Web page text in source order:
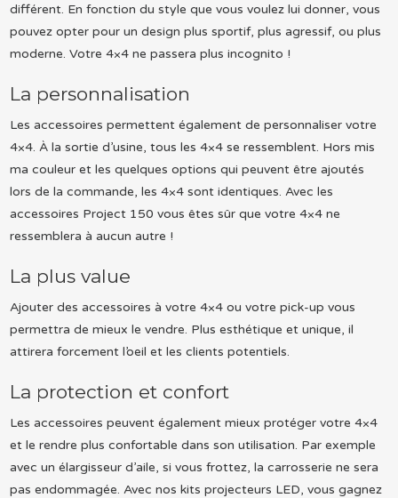
différent. En fonction du style que vous voulez lui donner, vous
pouvez opter pour un design plus sportif, plus agressif, ou plus
moderne. Votre 4×4 ne passera plus incognito !
La personnalisation
Les accessoires permettent également de personnaliser votre
4×4. À la sortie d’usine, tous les 4×4 se ressemblent. Hors mis
ma couleur et les quelques options qui peuvent être ajoutés
lors de la commande, les 4×4 sont identiques. Avec les
accessoires Project 150 vous êtes sûr que votre 4×4 ne
ressemblera à aucun autre !
La plus value
Ajouter des accessoires à votre 4×4 ou votre pick-up vous
permettra de mieux le vendre. Plus esthétique et unique, il
attirera forcement l’oeil et les clients potentiels.
La protection et confort
Les accessoires peuvent également mieux protéger votre 4×4
et le rendre plus confortable dans son utilisation. Par exemple
avec un élargisseur d’aile, si vous frottez, la carrosserie ne sera
pas endommagée. Avec nos kits projecteurs LED, vous gagnez